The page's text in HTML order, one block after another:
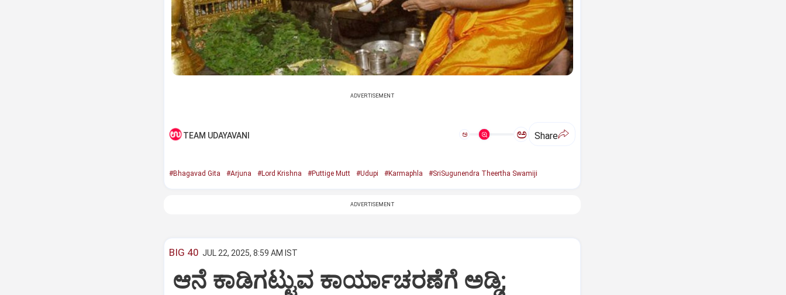
ADVERTISEMENT
TEAM UDAYAVANI ಅ ಅ Share
#Bhagavad Gita #Arjuna #Lord Krishna #Puttige Mutt #Udupi #Karmaphla #SriSugunendra Theertha Swamiji
ADVERTISEMENT
BIG 40 JUL 22, 2025, 8:59 AM IST
ಆನೆ ಕಾಡಿಗಟ್ಟುವ ಕಾರ್ಯಾಚರಣೆಗೆ ಅಡ್ಡಿ;